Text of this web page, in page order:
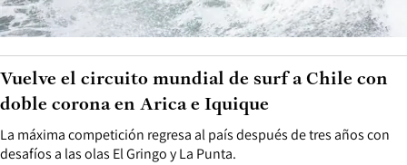
La máxima competición regresa al país después de tres años con
desafíos a las olas El Gringo y La Punta.
Vuelve el circuito mundial de surf a Chile con
doble corona en Arica e Iquique